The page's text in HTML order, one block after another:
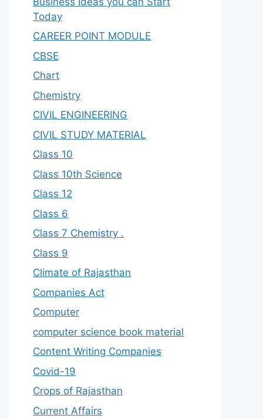
Today
CAREER POINT MODULE
CBSE
Chart
Chemistry
CIVIL ENGINEERING
CIVIL STUDY MATERIAL
Class 10
Class 10th Science
Class 12
Class 6
Class 7 Chemistry .
Class 9
Climate of Rajasthan
Companies Act
Computer
computer science book material
Content Writing Companies
Covid-19
Crops of Rajasthan
Current Affairs